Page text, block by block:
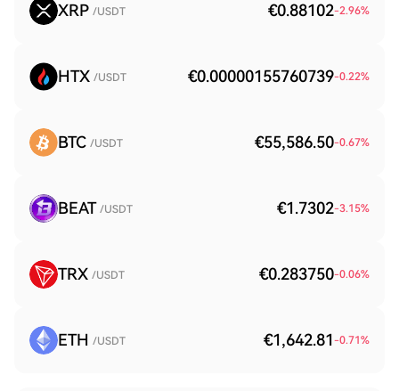
XRP /USDT €0.88102-2.96%
HTX /USDT €0.00000155760739-0.22%
BTC /USDT €55,586.50-0.67%
BEAT /USDT €1.7302-3.15%
TRX /USDT €0.283750-0.06%
ETH /USDT €1,642.81 -0.71%